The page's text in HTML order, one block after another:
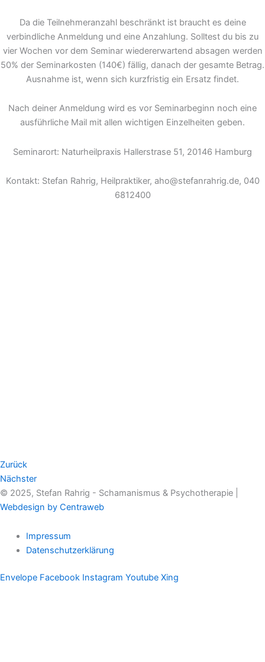
Da die Teilnehmeranzahl beschränkt ist braucht es deine
verbindliche Anmeldung und eine Anzahlung. Solltest du bis zu
vier Wochen vor dem Seminar wiedererwartend absagen werden
50% der Seminarkosten (140€) fällig, danach der gesamte Betrag.
Ausnahme ist, wenn sich kurzfristig ein Ersatz findet.
Nach deiner Anmeldung wird es vor Seminarbeginn noch eine
ausführliche Mail mit allen wichtigen Einzelheiten geben.
Seminarort: Naturheilpraxis Hallerstrase 51, 20146 Hamburg
Kontakt: Stefan Rahrig, Heilpraktiker, aho@stefanrahrig.de, 040
6812400
Zurück
Nächster
© 2025, Stefan Rahrig - Schamanismus & Psychotherapie |
Webdesign by Centraweb
Impressum
Datenschutzerklärung
Envelope Facebook Instagram Youtube Xing